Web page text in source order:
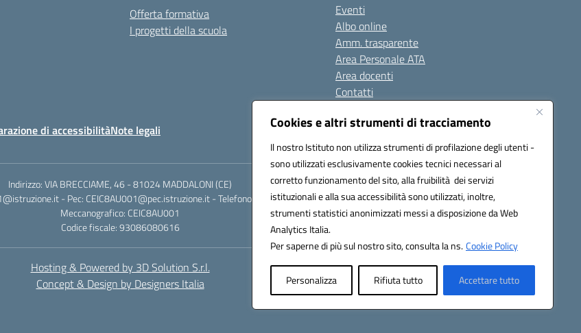
Cookies e altri strumenti di tracciamento
Il nostro Istituto non utilizza strumenti di profilazione degli utenti -
sono utilizzati esclusivamente cookies tecnici necessari al
corretto funzionamento del sito, alla fruibilità dei servizi
istituzionali e alla sua accessibilità sono utilizzati, inoltre,
strumenti statistici anonimizzati messi a disposizione da Web
Analytics Italia.
Per saperne di più sul nostro sito, consulta la ns.Cookie Policy
Personalizza Rifiuta tutto Accettare tutto
Offerta formativa
I progetti della scuola
Eventi
Albo online
Amm. trasparente
Area Personale ATA
Area docenti
Contatti
di accessibilitàNote legali
Indirizzo: VIA BRECCIAME, 46 - 81024 MADDALONI (CE)
- Pec: CEIC8AU001@pec.istruzione.it - Telefono: 0823408721
Meccanografico: CEIC8AU001
Codice fiscale: 93086080616
Hosting & Powered by 3D Solution S.r.l.
Concept & Design by Designers Italia